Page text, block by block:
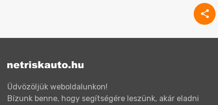
Üdvözöljük weboldalunkon!
Bízunk benne, hogy segítségére leszünk, akár eladni